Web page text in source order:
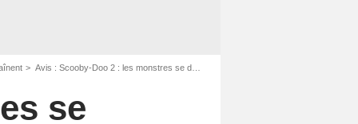
Avis : Scooby-Doo 2 : les monstres se déchaînent - Page 6
se